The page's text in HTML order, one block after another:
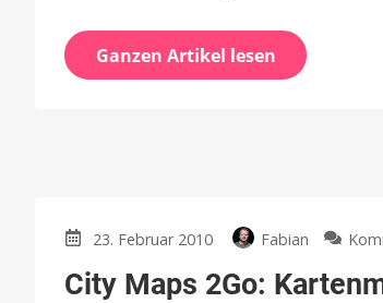
Ganzen Artikel lesen
23. Februar 2010 Fabian
City Maps 2Go: